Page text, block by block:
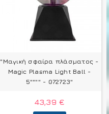
"Μαγική σφαίρα πλάσματος -
Magic Plasma Light Ball -
5"""" - 072723"
43,39 €